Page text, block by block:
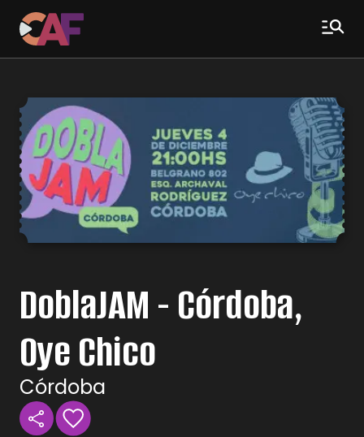
DoblaJAM - Córdoba,
Oye Chico
Córdoba